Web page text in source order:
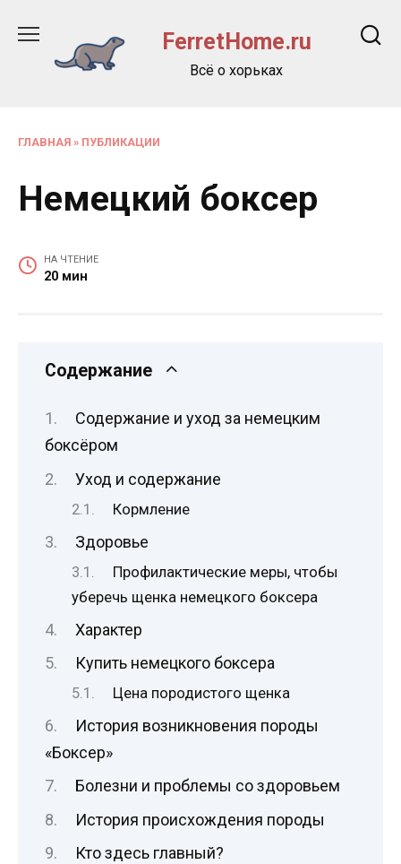
содержанию
FerretHome.ru
Всё о хорьках
ГЛАВНАЯ » ПУБЛИКАЦИИ
Немецкий боксер
НА ЧТЕНИЕ
20 мин
Содержание
Содержание и уход за немецким
боксёром
Уход и содержание
Кормление
Здоровье
Профилактические меры, чтобы
уберечь щенка немецкого боксера
Характер
Купить немецкого боксера
Цена породистого щенка
История возникновения породы
«Боксер»
Болезни и проблемы со здоровьем
История происхождения породы
Кто здесь главный?